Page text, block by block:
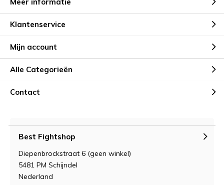
Klantenservice
Mijn account
Alle Categorieën
Contact
Best Fightshop
Diepenbrockstraat 6 (geen winkel)
5481 PM Schijndel
Nederland